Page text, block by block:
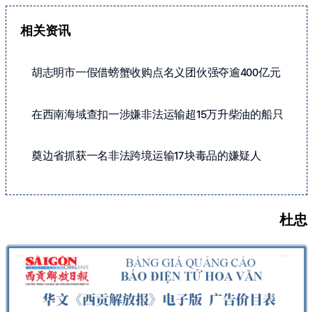
相关资讯
胡志明市一假借螃蟹收购点名义团伙强夺逾400亿元
在西南海域查扣一涉嫌非法运输超15万升柴油的船只
奠边省抓获一名非法跨境运输17块毒品的嫌疑人
杜忠